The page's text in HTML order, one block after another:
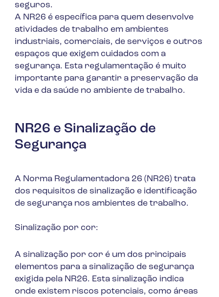
seguros.
A NR26 é específica para quem desenvolve
atividades de trabalho em ambientes
industriais, comerciais, de serviços e outros
espaços que exigem cuidados com a
segurança. Esta regulamentação é muito
importante para garantir a preservação da
vida e da saúde no ambiente de trabalho.
NR26 e Sinalização de
Segurança
A Norma Regulamentadora 26 (NR26) trata
dos requisitos de sinalização e identificação
de segurança nos ambientes de trabalho.
Sinalização por cor:
A sinalização por cor é um dos principais
elementos para a sinalização de segurança
exigida pela NR26. Esta sinalização indica
onde existem riscos potenciais, como áreas